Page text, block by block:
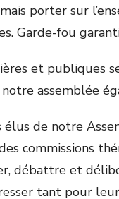
porter sur
Garde-fou
et publiques
assemblée
de notre
commissions
débattre et
tant pour